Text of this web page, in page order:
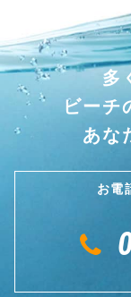
多
ビーチ
あな
お電